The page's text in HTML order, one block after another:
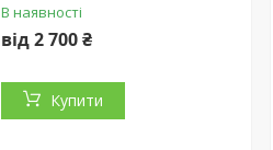
В наявності
від 2 700 ₴
Купити